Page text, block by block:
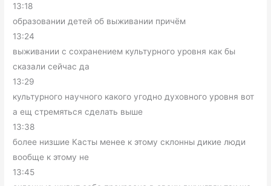
13:18
образовании детей об выживании причём
13:24
выживании с сохранением культурного уровня как бы
сказали сейчас да
13:29
культурного научного какого угодно духовного уровня вот
а ещ стремяться сделать выше
13:38
более низшие Касты менее к этому склонны дикие люди
вообще к этому не
13:45